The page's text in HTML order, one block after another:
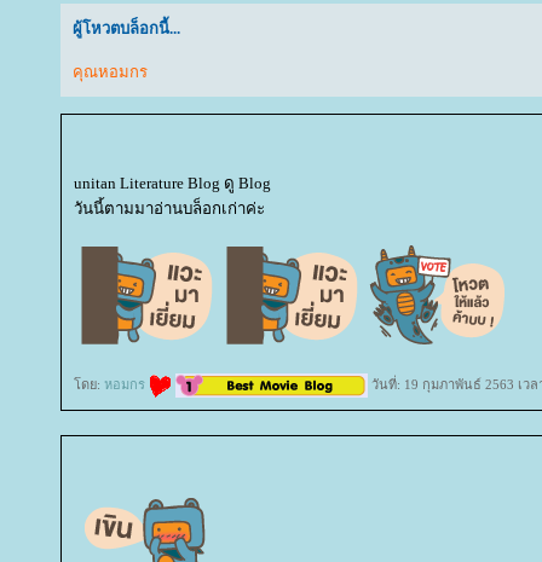
ผู้โหวตบล็อกนี้...
คุณหอมกร
unitan Literature Blog ดู Blog
วันนี้ตามมาอ่านบล็อกเก่าค่ะ
ดย: หอมกร วันที่: 19 กุมภาพันธ์ 2563 เวล